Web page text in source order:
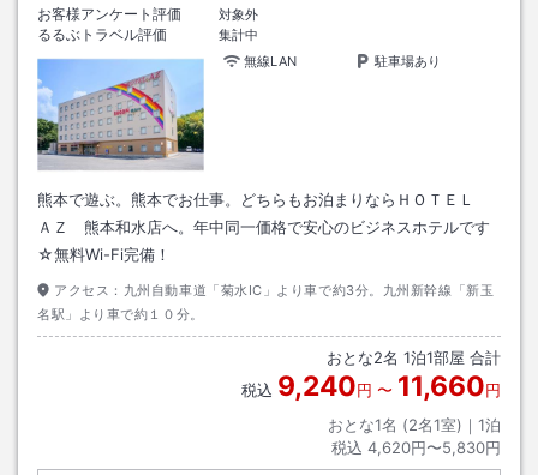
お客様アンケート評価
対象外
るるぶトラベル評価
集計中
無線LAN
駐車場あり
熊本で遊ぶ。熊本でお仕事。どちらもお泊まりならＨＯＴＥＬ
ＡＺ 熊本和水店へ。年中同一価格で安心のビジネスホテルです
☆無料Wi-Fi完備！
アクセス： 九州自動車道「菊水IC」より車で約3分。九州新幹線「新玉
名駅」より車で約１０分。
おとな2名 1泊1部屋 合計
税込 9,240円 〜 11,660円
おとな1名 (2名1室)｜ 1泊
税込 4,620円〜5,830円